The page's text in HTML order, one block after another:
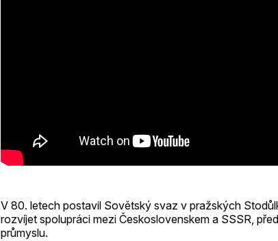
V 80. letech postavil Sovětský svaz v pražských
rozvíjet spolupráci mezi Československem a SSSR,
průmyslu.